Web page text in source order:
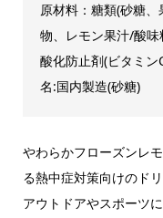
原材料：糖類(砂糖
物、レモン果汁/酸味
酸化防止剤(ビタミ
名:国内製造(砂糖)
やわらかフローズンレ
る熱中症対策向けのドリ
アウトドアやスポーツ